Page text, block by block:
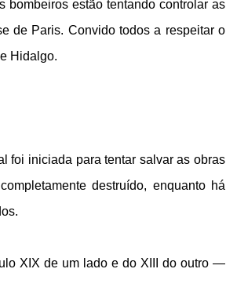
bombeiros estão tentando controlar as
de Paris. Convido todos a respeitar o
Hidalgo.
foi iniciada para tentar salvar as obras
destruído, enquanto há
XIX de um lado e do XIII do outro —